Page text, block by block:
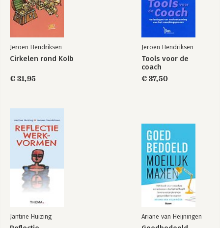
27. Het zoet en het zuur van afscheid nemen
Bijlagen
Jeroen Hendriksen
Cirkelen rond Kolb
€ 31,95
Jeroen Hendriksen
Tools voor de
coach
€ 37,50
Jantine Huizing Ariane van Heijningen